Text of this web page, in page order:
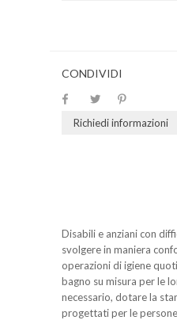
CONDIVIDI
Richiedi informazioni
Disabili e anziani con
svolgere in maniera
operazioni di igiene
bagno su misura per le
necessario, dotare la
progettati per le